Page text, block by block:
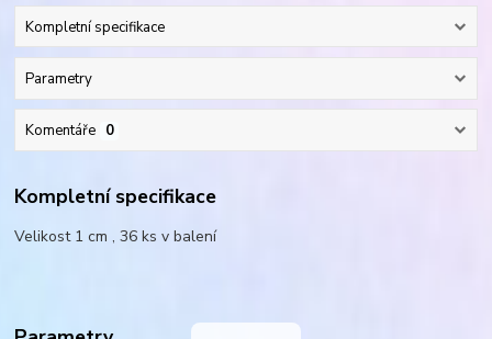
Kompletní specifikace
Parametry
Komentáře 0
Kompletní specifikace
Velikost 1 cm , 36 ks v balení